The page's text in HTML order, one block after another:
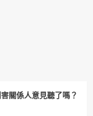
關係人意見聽了嗎？